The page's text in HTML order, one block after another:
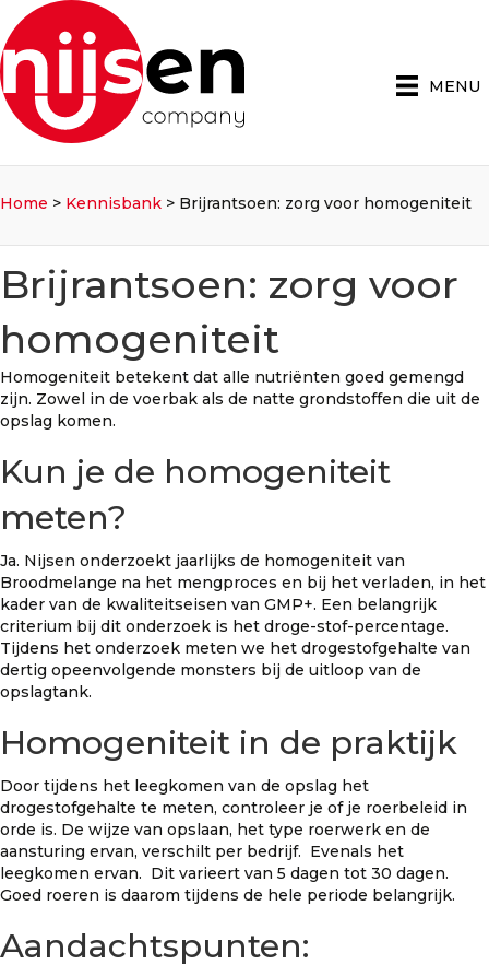
MENU
Home > Kennisbank > Brijrantsoen: zorg voor homogeniteit
Brijrantsoen: zorg voor
homogeniteit
Homogeniteit betekent dat alle nutriënten goed gemengd
zijn. Zowel in de voerbak als de natte grondstoffen die uit de
opslag komen.
Kun je de homogeniteit
meten?
Ja. Nijsen onderzoekt jaarlijks de homogeniteit van
Broodmelange na het mengproces en bij het verladen, in het
kader van de kwaliteitseisen van GMP+. Een belangrijk
criterium bij dit onderzoek is het droge-stof-percentage.
Tijdens het onderzoek meten we het drogestofgehalte van
dertig opeenvolgende monsters bij de uitloop van de
opslagtank.
Homogeniteit in de praktijk
Door tijdens het leegkomen van de opslag het
drogestofgehalte te meten, controleer je of je roerbeleid in
orde is. De wijze van opslaan, het type roerwerk en de
aansturing ervan, verschilt per bedrijf. Evenals het
leegkomen ervan. Dit varieert van 5 dagen tot 30 dagen.
Goed roeren is daarom tijdens de hele periode belangrijk.
Aandachtspunten: